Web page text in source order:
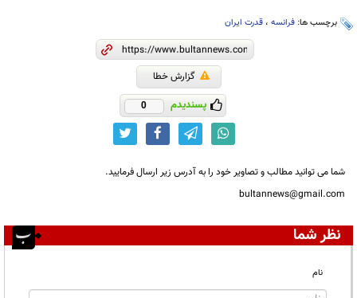
برچسب ها: فرانسه ، قدرت ایران
گزارش خطا
پسندیدم 0
شما می توانید مطالب و تصاویر خود را به آدرس زیر ارسال فرمایید.
bultannews@gmail.com
نظر شما
نام